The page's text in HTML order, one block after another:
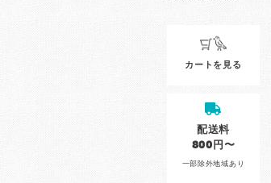
カートを見る
配送料
800円〜
一部除外地域あり